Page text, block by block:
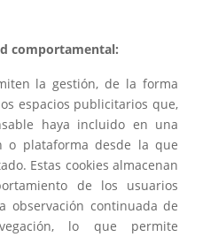
comportamental:
la gestión, de la forma
espacios publicitarios que,
haya incluido en una
o plataforma desde la que
Estas cookies almacenan
de los usuarios
observación continuada de
lo que permite